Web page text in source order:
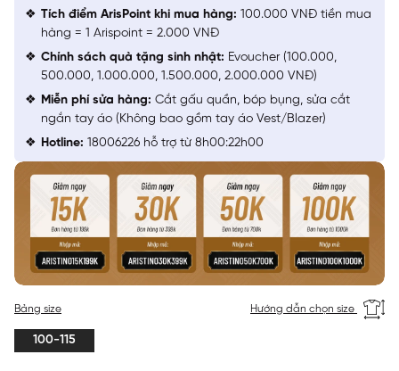
Bảng size Hướng dẫn chọn size
100-115
Tích điểm ArisPoint khi mua hàng: 100.000 VNĐ tiền mua
hàng = 1 Arispoint = 2.000 VNĐ
Chính sách quà tặng sinh nhật: Evoucher (100.000,
500.000, 1.000.000, 1.500.000, 2.000.000 VNĐ)
Miễn phí sửa hàng: Cắt gấu quần, bóp bụng, sửa cắt
ngắn tay áo (Không bao gồm tay áo Vest/Blazer)
Hotline: 18006226 hỗ trợ từ 8h00:22h00